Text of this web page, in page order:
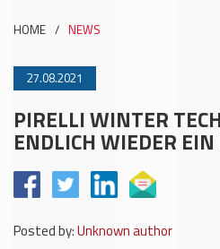
HOME / NEWS
27.08.2021
PIRELLI WINTER
ENDLICH WIEDER
Posted by:Unknown author